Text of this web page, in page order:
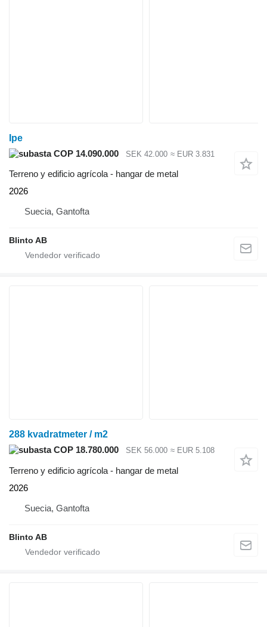
Ipe
COP 14.090.000
SEK 42.000 ≈ EUR 3.831
Terreno y edificio agrícola - hangar de metal
2026
Suecia, Gantofta
Blinto AB
288 kvadratmeter / m2
COP 18.780.000
SEK 56.000 ≈ EUR 5.108
Terreno y edificio agrícola - hangar de metal
2026
Suecia, Gantofta
Blinto AB